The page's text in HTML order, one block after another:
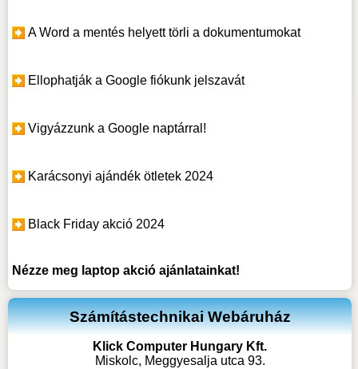
A Word a mentés helyett törli a dokumentumokat
Ellophatják a Google fiókunk jelszavát
Vigyázzunk a Google naptárral!
Karácsonyi ajándék ötletek 2024
Black Friday akció 2024
Nézze meg laptop akcióajánlatainkat!
Számítástechnikai Webáruház
Klick Computer Hungary Kft.
Miskolc, Meggyesalja utca 93.